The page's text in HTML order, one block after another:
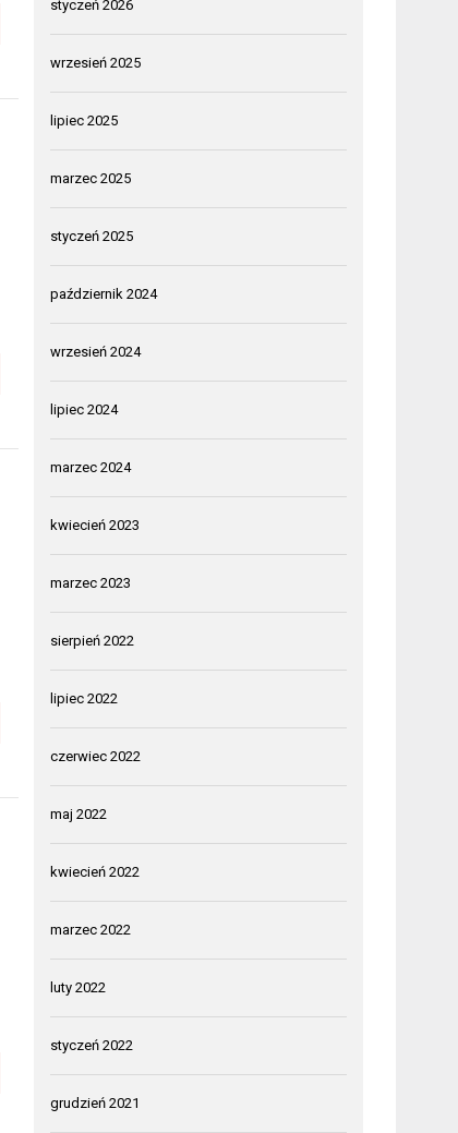
styczeń 2026
wrzesień 2025
lipiec 2025
marzec 2025
styczeń 2025
październik 2024
wrzesień 2024
lipiec 2024
marzec 2024
kwiecień 2023
marzec 2023
sierpień 2022
lipiec 2022
czerwiec 2022
maj 2022
kwiecień 2022
marzec 2022
luty 2022
styczeń 2022
grudzień 2021